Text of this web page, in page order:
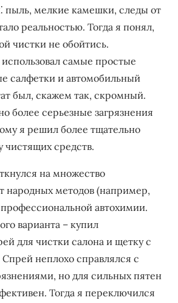
пыль, мелкие камешки, следы от
реальностью. Тогда я понял,
чистки не обойтись.
самые простые
салфетки и автомобильный
был, скажем так, скромный.
более серьезные загрязнения
я решил более тщательно
чистящих средств.
на множество
народных методов (например,
автохимии.
варианта – купил
для чистки салона и щетку с
неплохо справлялся с
но для сильных пятен
Тогда я переключился